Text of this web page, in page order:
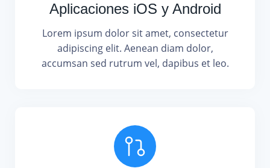
Aplicaciones iOS y Android
Lorem ipsum dolor sit amet, consectetur
adipiscing elit. Aenean diam dolor,
accumsan sed rutrum vel, dapibus et leo.